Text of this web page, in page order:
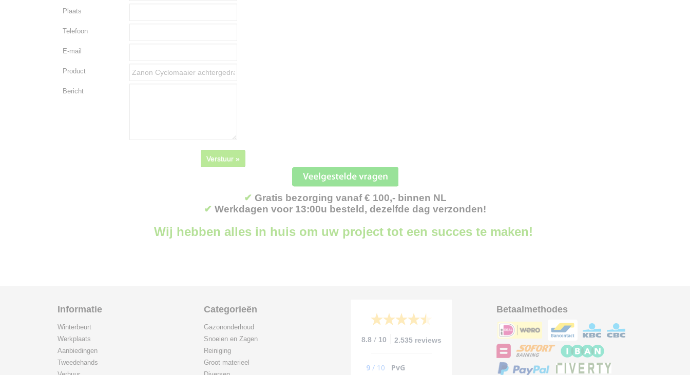
Plaats
Telefoon
E-mail
Product
Bericht
Verstuur »
✔ Gratis bezorging vanaf € 100,- binnen NL
✔ Werkdagen voor 13:00u besteld, dezelfde dag verzonden!
Wij hebben alles in huis om uw project tot een succes te maken!
Informatie
Winterbeurt
Werkplaats
Aanbiedingen
Tweedehands
Categorieën
Gazononderhoud
Snoeien en Zagen
Reiniging
Groot materieel
8.8 / 10 2.535 reviews
9 / 10 PvG
Betaalmethodes